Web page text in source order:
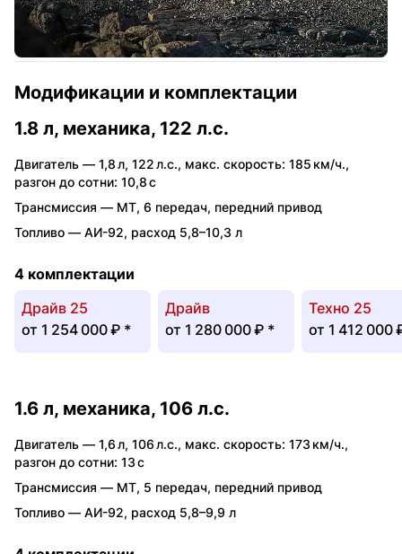
Модификации и комплектации
1.8 л, механика, 122 л.с.
Двигатель — 1,8 л, 122 л.с., макс. скорость: 185 км/ч.,
разгон до сотни: 10,8 с
Трансмиссия — MT, 6 передач, передний привод
Топливо — АИ-92, расход 5,8–10,3 л
4 комплектации
Драйв 25
от 1 254 000 ₽ *
Драйв
от 1 280 000 ₽ *
Техно 25
от 1 412 000
1.6 л, механика, 106 л.с.
Двигатель — 1,6 л, 106 л.с., макс. скорость: 173 км/ч.,
разгон до сотни: 13 с
Трансмиссия — MT, 5 передач, передний привод
Топливо — АИ-92, расход 5,8–9,9 л